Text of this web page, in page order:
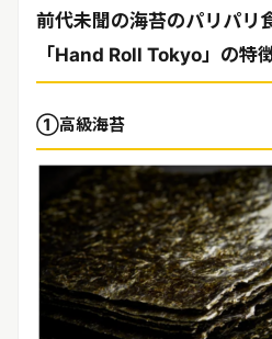
前代未聞の海苔のパリパリ
「Hand Roll Tokyo」の特
①高級海苔